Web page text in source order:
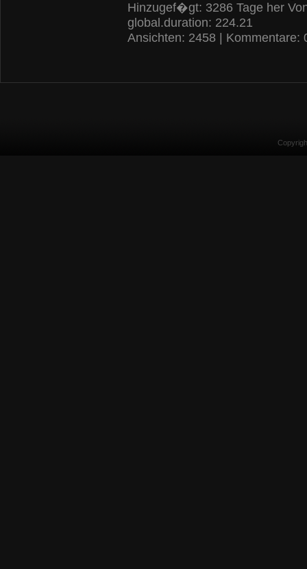
Hinzugef�gt: 3286 Tage her
global.duration: 224.21
Ansichten: 2458 | Kommentare: